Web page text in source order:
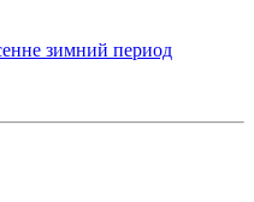
зимний период